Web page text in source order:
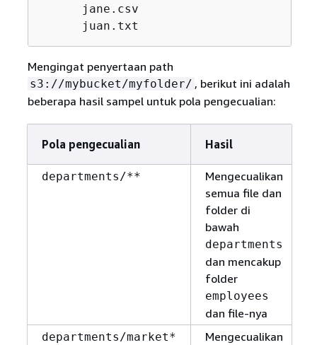
      jane.csv
      juan.txt
Mengingat penyertaan path
s3://mybucket/myfolder/ , berikut ini adalah
beberapa hasil sampel untuk pola pengecualian:
Pola pengecualian Hasil
departments/**
Mengecualikan
semua file dan
folder di
bawah
departments
dan mencakup
folder
employees
dan file-nya
departments/market* Mengecualikan